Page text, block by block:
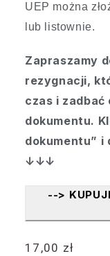
UEP można
lub listownie.
Zapraszamy
rezygnacji,
czas i zadbać
dokumentu.
dokumentu” i
↓↓↓
-->
17,00 zł